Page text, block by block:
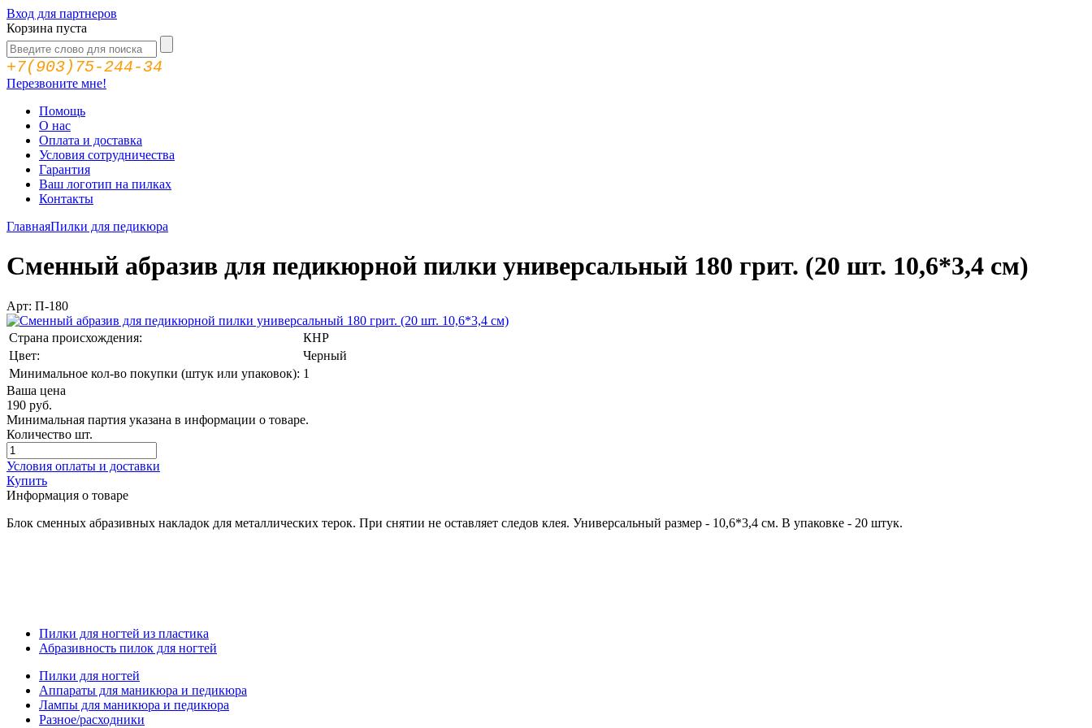
Вход для партнеров
Корзина пуста
+7(903)75-244-34
Перезвоните мне!
Помощь
О нас
Оплата и доставка
Условия сотрудничества
Гарантия
Ваш логотип на пилках
Контакты
ГлавнаяПилки для педикюра
Сменный абразив для педикюрной пилки универсальный 180 грит. (20 шт. 10,6*3,4 см)
Арт: П-180
Страна происхождения:
КНР
Цвет:
Черный
Минимальное кол-во покупки (штук или упаковок): 1
Ваша цена
190 руб.
Минимальная партия указана в информации о товаре.
Количество шт.
Условия оплаты и доставки
Купить
Информация о товаре
Блок сменных абразивных накладок для металлических терок. При снятии не оставляет следов клея. Универсальный размер - 10,6*3,4 см. В упаковке - 20 штук.
Пилки для ногтей из пластика
Абразивность пилок для ногтей
Пилки для ногтей
Аппараты для маникюра и педикюра
Лампы для маникюра и педикюра
Разное/расходники